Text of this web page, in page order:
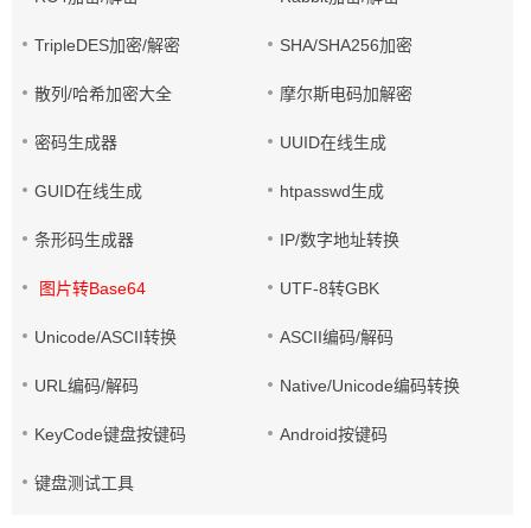
TripleDES加密/解密 SHA/SHA256加密
散列/哈希加密大全 摩尔斯电码加解密
密码生成器 UUID在线生成
GUID在线生成 htpasswd生成
条形码生成器 IP/数字地址转换
图片转Base64 UTF-8转GBK
Unicode/ASCII转换 ASCII编码/解码
URL编码/解码 Native/Unicode编码转换
KeyCode键盘按键码 Android按键码
键盘测试工具